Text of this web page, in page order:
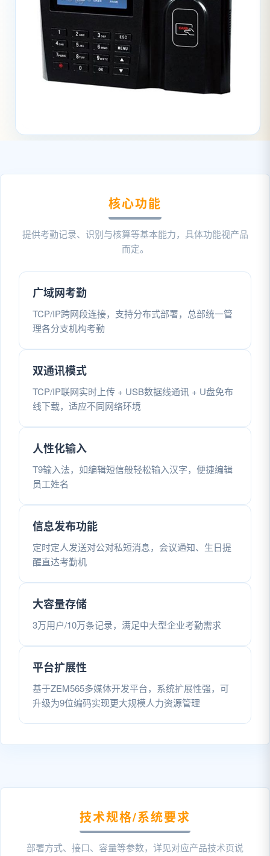
核心功能
提供考勤记录、识别与核算等基本能力，具体功能视产品
而定。
广域网考勤
TCP/IP跨网段连接，支持分布式部署，总部统一管
理各分支机构考勤
双通讯模式
TCP/IP联网实时上传 + USB数据线通讯 + U盘免布
线下载，适应不同网络环境
人性化输入
T9输入法，如编辑短信般轻松输入汉字，便捷编辑
员工姓名
信息发布功能
定时定人发送对公对私短消息，会议通知、生日提
醒直达考勤机
大容量存储
3万用户/10万条记录，满足中大型企业考勤需求
平台扩展性
基于ZEM565多媒体开发平台，系统扩展性强，可
升级为9位编码实现更大规模人力资源管理
技术规格/系统要求
部署方式、接口、容量等参数，详见对应产品技术页说